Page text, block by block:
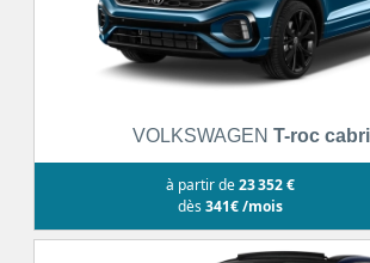
VOLKSWAGEN T-roc
à partir de23 352 €
dès341€ /mois